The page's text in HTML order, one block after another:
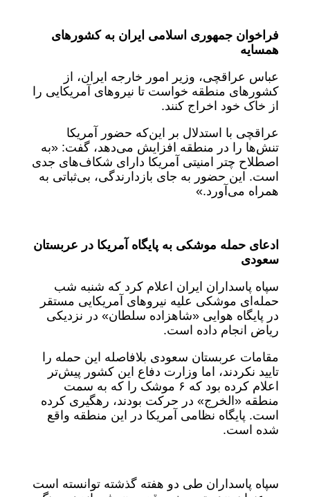
فراخوان جمهوری اسلامی ایران به کشورهای
همسایه
عباس عراقچی، وزیر امور خارجه ایران، از
کشورهای منطقه خواست تا نیروهای آمریکایی را
از خاک خود اخراج کنند.
عراقچی با استدلال بر این‌که حضور آمریکا
تنش‌ها را در منطقه افزایش می‌دهد، گفت: «به
اصطلاح چتر امنیتی آمریکا دارای شکاف‌های جدی
است. این حضور به جای بازدارندگی، بی‌ثباتی به
همراه می‌آورد.»
ادعای حمله موشکی به پایگاه آمریکا در عربستان
سعودی
سپاه پاسداران ایران اعلام کرد که شنبه شب
حمله‌ای موشکی علیه نیروهای آمریکایی مستقر
در پایگاه هوایی «شاهزاده سلطان» در نزدیکی
ریاض انجام داده است.
مقامات عربستان سعودی بلافاصله این حمله را
تایید نکردند، اما وزارت دفاع این کشور پیش‌تر
اعلام کرده بود که ۶ موشک را که به سمت
منطقه «الخرج» در حرکت بودند، رهگیری کرده
است. پایگاه نظامی آمریکا در این منطقه واقع
شده است.
سپاه پاسداران طی دو هفته گذشته توانسته است